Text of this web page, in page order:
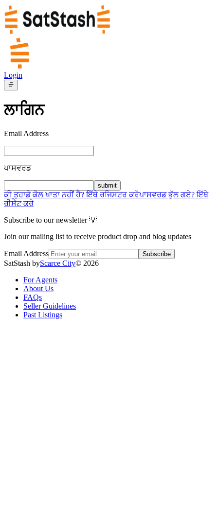
Login
ਲਾਗਿਨ
Email Address
ਪਾਸਵਰਡ
submit
ਕੀ ਤੁਹਾਡੇ ਕੋਲ ਖਾਤਾ ਨਹੀਂ ਹੈ? ਇੱਥੇ ਰਜਿਸਟਰ ਕਰੋਪਾਸਵਰਡ ਭੁੱਲ ਗਏ? ਇੱਥੇ
ਰੀਸੈਟ ਕਰੋ
Subscribe to our newsletter 💡
Join our mailing list to receive product drop and blog updates
Email Address Subscribe
SatStash byScarce City© 2026
For Agents
About Us
FAQs
Seller Guidelines
Past Listings